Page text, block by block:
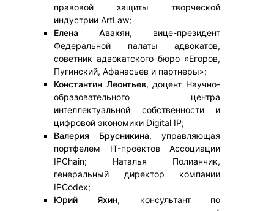
правовой защиты творческой
индустрии ArtLaw;
Елена Авакян, вице-президент
Федеральной палаты адвокатов,
советник адвокатского бюро «Егоров,
Пугинский, Афанасьев и партнеры»;
Константин Леонтьев, доцент Научно-
образовательного центра
интеллектуальной собственности и
цифровой экономики Digital IP;
Валерия Брусникина, управляющая
портфелем IT-проектов Ассоциации
IPChain; Наталья Полианчик,
генеральный директор компании
IPCodex;
Юрий Яхин, консультант по